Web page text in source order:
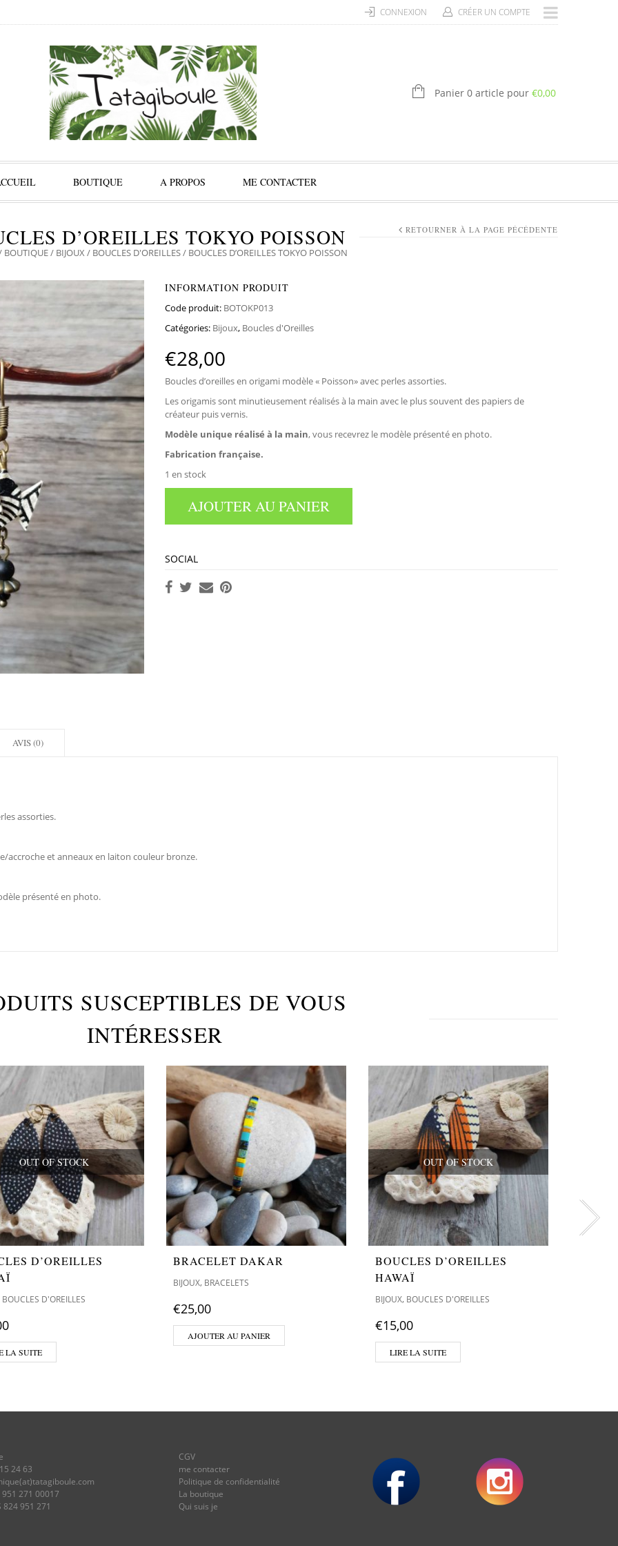
CONNEXION CRÉER UN COMPTE
Panier 0 article pour €0,00
BOUTIQUE A PROPOS ME CONTACTER
D’OREILLES TOKYO POISSON
BOUTIQUE/ BIJOUX / BOUCLES D'OREILLES/ BOUCLES D’OREILLES TOKYO POISSON
RETOURNER À LA PAGE PÉCÉDENTE
INFORMATION PRODUIT
Code produit: BOTOKP013
Catégories: Bijoux, Boucles d'Oreilles
€28,00
Boucles d’oreilles en origami modèle « Poisson» avec perles assorties.
Les origamis sont minutieusement réalisés à la main avec le plus souvent des papiers de
créateur puis vernis.
Modèle unique réalisé à la main, vous recevrez le modèle présenté en photo.
Fabrication française.
1 en stock
AJOUTER AU PANIER
SOCIAL
assorties.
accroche et anneaux en laiton couleur bronze.
présenté en photo.
AVIS (0)
SUSCEPTIBLES DE VOUS
INTÉRESSER
OUT OF STOCK
D’OREILLES
BOUCLES D'OREILLES
LA SUITE
BRACELET DAKAR
BIJOUX, BRACELETS
€25,00
AJOUTER AU PANIER
OUT OF STOCK
BOUCLES D’OREILLES
HAWAÏ
BIJOUX, BOUCLES D'OREILLES
€15,00
LIRE LA SUITE
24 63
951 271 00017
824 951 271
CGV
me contacter
Politique de confidentialité
La boutique
Qui suis je